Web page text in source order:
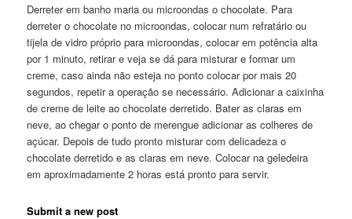
Derreter em banho maria ou microondas o chocolate. Para
derreter o chocolate no microondas, colocar num refratário ou
tijela de vidro próprio para microondas, colocar em potência alta
por 1 minuto, retirar e veja se dá para misturar e formar um
creme, caso ainda não esteja no ponto colocar por mais 20
segundos, repetir a operação se necessário. Adicionar a caixinha
de creme de leite ao chocolate derretido. Bater as claras em
neve, ao chegar o ponto de merengue adicionar as colheres de
açúcar. Depois de tudo pronto misturar com delicadeza o
chocolate derretido e as claras em neve. Colocar na geledeira
em aproximadamente 2 horas está pronto para servir.
Submit a new post